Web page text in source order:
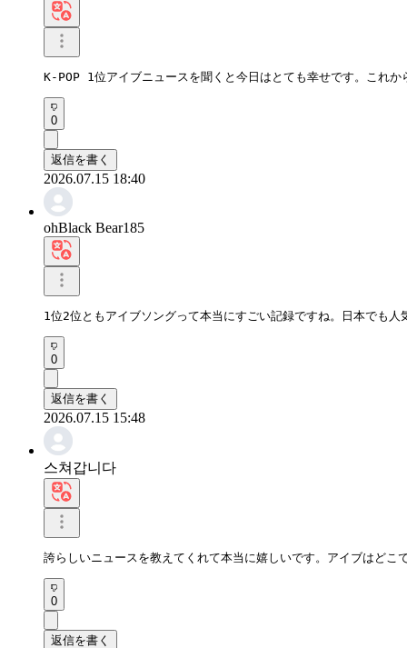
K-POP 1位アイブニュースを聞くと今日はとても幸せです。これか
0
返信を書く
2026.07.15 18:40
ohBlack Bear185
1位2位ともアイブソングって本当にすごい記録ですね。日本でも
0
返信を書く
2026.07.15 15:48
스쳐갑니다
誇らしいニュースを教えてくれて本当に嬉しいです。アイブはどこ
0
返信を書く